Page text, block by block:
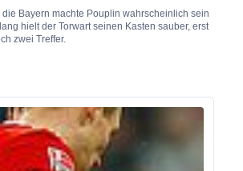
Bayern machte Pouplin wahrscheinlich sein
hielt der Torwart seinen Kasten sauber, erst
zwei Treffer.